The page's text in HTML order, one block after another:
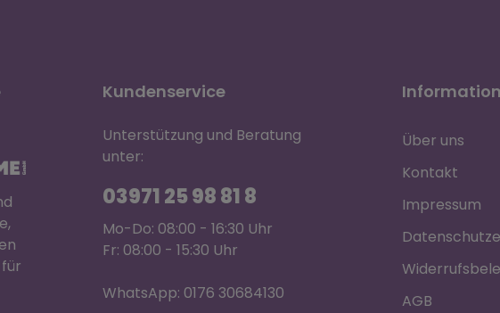
Kundenservice
Unterstützung und Beratung
unter:
03971 25 98 81 8
Mo-Do: 08:00 - 16:30 Uhr
Fr: 08:00 - 15:30 Uhr
WhatsApp: 0176 30684130
Über uns
Kontakt
Impressum
AGB